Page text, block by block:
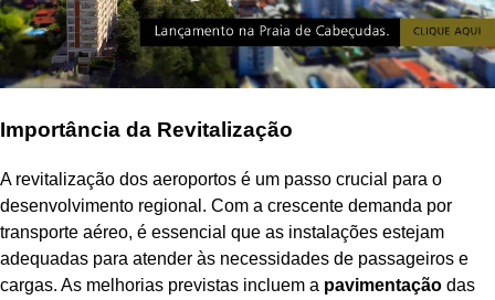
Importância da Revitalização
A revitalização dos aeroportos é um passo crucial para o
desenvolvimento regional. Com a crescente demanda por
transporte aéreo, é essencial que as instalações estejam
adequadas para atender às necessidades de passageiros e
cargas. As melhorias previstas incluem a pavimentação das